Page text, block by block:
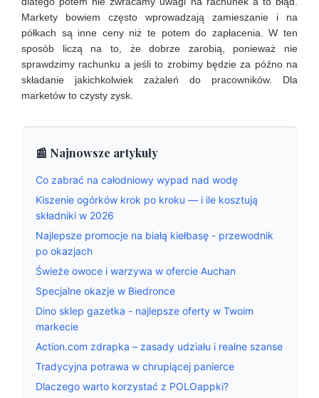
Markety bowiem często wprowadzają zamieszanie i na
półkach są inne ceny niż te potem do zapłacenia. W ten
sposób liczą na to, że dobrze zarobią, ponieważ nie
sprawdzimy rachunku a jeśli to zrobimy będzie za późno na
składanie jakichkolwiek zażaleń do pracowników. Dla
marketów to czysty zysk.
📰 Najnowsze artykuły
Co zabrać na całodniowy wypad nad wodę
Kiszenie ogórków krok po kroku — i ile kosztują
składniki w 2026
Najlepsze promocje na białą kiełbasę - przewodnik
po okazjach
Świeże owoce i warzywa w ofercie Auchan
Specjalne okazje w Biedronce
Dino sklep gazetka - najlepsze oferty w Twoim
markecie
Action.com zdrapka – zasady udziału i realne szanse
Tradycyjna potrawa w chrupiącej panierce
Dlaczego warto korzystać z POLOappki?